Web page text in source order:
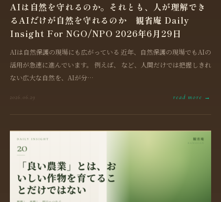
AIは自然を守れるのか。それとも、人が理解でき
るAIだけが自然を守れるのか 観省庵 Daily
Insight For NGO/NPO 2026年6月29日
AIは自然保護の現場にも広がっている 近年、自然保護の現場でもAIの
活用が急速に進んでいます。 例えば、 など、人間だけでは把握しきれ
ない広大な自然を、AIが分…
2026.06.29 read more →